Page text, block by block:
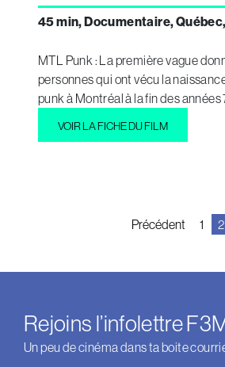
45 min, Documentaire,
MTL Punk : La première vague
personnes qui ont vécu la
punk à Montréal à la fin des années
VOIR LA FICHE DU FILM
des
Précédent 1 2
Rejoins l’infolettre
Un peu de cinéma dans ta boite